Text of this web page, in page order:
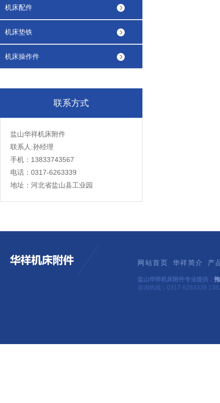
机床配件
机床垫铁
机床操作件
联系方式
盐山华祥机床附件
联系人:孙经理
手机：13833743567
电话：0317-6263339
地址：河北省盐山县工业园
网站首页 华祥简介 产
盐山华祥机床附件专业提供：
咨询热线：0317-6263339